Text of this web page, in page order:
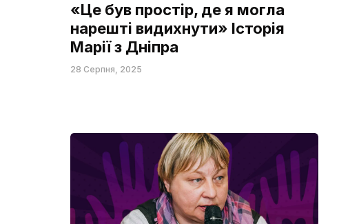
«Це був простір, де я могла
нарешті видихнути» Історія
Марії з Дніпра
28 Серпня, 2025